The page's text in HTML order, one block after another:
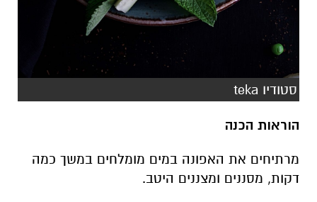
סטודיו teka
הוראות הכנה
מרתיחים את האפונה במים מומלחים במשך כמה
דקות, מסננים ומצננים היטב.